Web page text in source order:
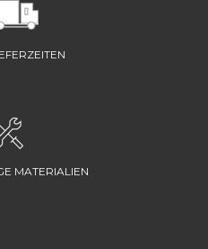
MATERIALIEN